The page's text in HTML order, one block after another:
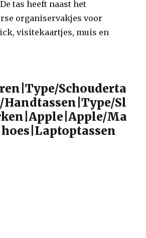
tas heeft naast het
organiservakjes voor
visitekaartjes, muis en
Schouderta
Handtassen|Type/Sl
Ma